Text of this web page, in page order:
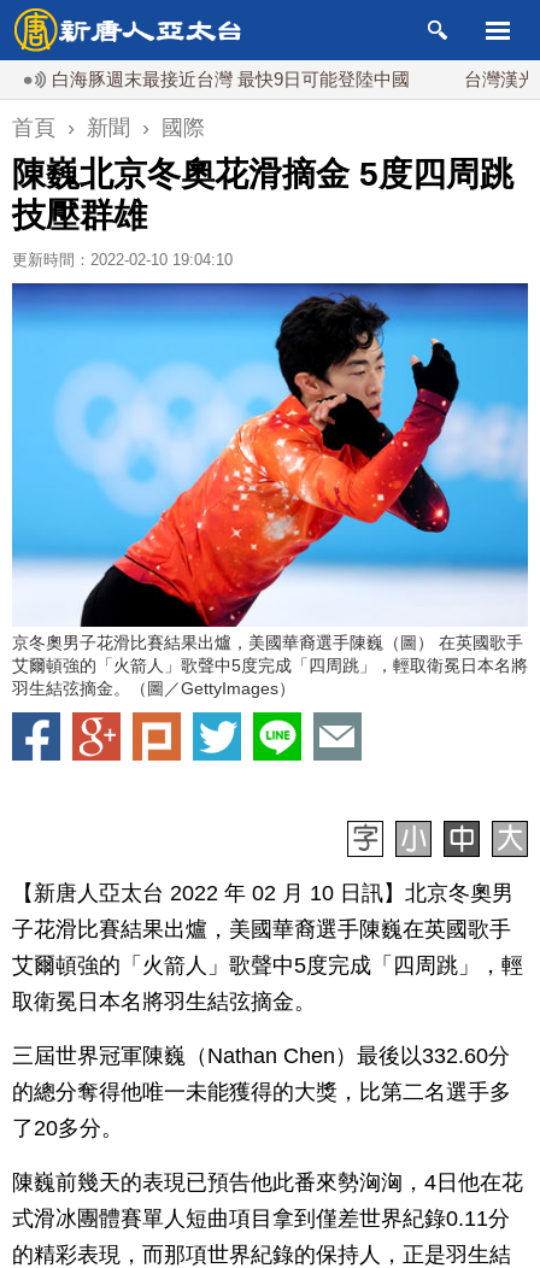
白海豚週末最接近台灣 最快9日可能登陸中國 台灣漢光首結
首頁 › 新聞 › 國際
陳巍北京冬奧花滑摘金 5度四周跳
技壓群雄
更新時間：2022-02-10 19:04:10
京冬奧男子花滑比賽結果出爐，美國華裔選手陳巍（圖） 在英國歌手
艾爾頓強的「火箭人」歌聲中5度完成「四周跳」，輕取衛冕日本名將
羽生結弦摘金。（圖／GettyImages）
【新唐人亞太台 2022 年 02 月 10 日訊】北京冬奧男
子花滑比賽結果出爐，美國華裔選手陳巍在英國歌手
艾爾頓強的「火箭人」歌聲中5度完成「四周跳」，輕
取衛冕日本名將羽生結弦摘金。
三屆世界冠軍陳巍（Nathan Chen）最後以332.60分
的總分奪得他唯一未能獲得的大獎，比第二名選手多
了20多分。
陳巍前幾天的表現已預告他此番來勢洶洶，4日他在花
式滑冰團體賽單人短曲項目拿到僅差世界紀錄0.11分
的精彩表現，而那項世界紀錄的保持人，正是羽生結